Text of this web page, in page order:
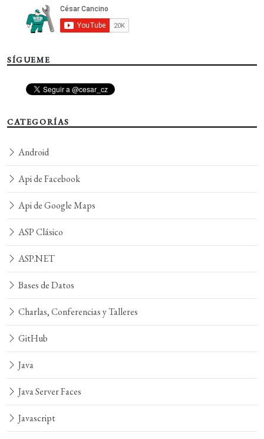
SÍGUEME
CATEGORÍAS
Android
Api de Facebook
Api de Google Maps
ASP Clásico
ASP.NET
Bases de Datos
Charlas, Conferencias y Talleres
GitHub
Java
Java Server Faces
Javascript